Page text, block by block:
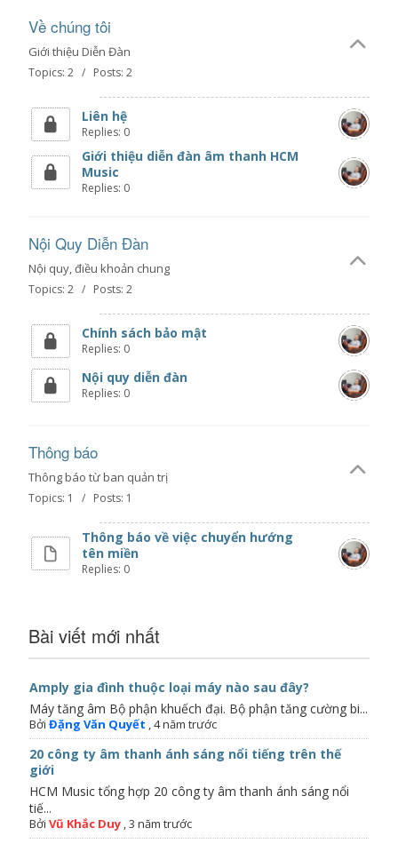
Về chúng tôi
Giới thiệu Diễn Đàn
Topics: 2 / Posts: 2
Liên hệ
Replies: 0
Giới thiệu diễn đàn âm thanh HCM
Music
Replies: 0
Nội Quy Diễn Đàn
Nội quy, điều khoản chung
Topics: 2 / Posts: 2
Chính sách bảo mật
Replies: 0
Nội quy diễn đàn
Replies: 0
Thông báo
Thông báo từ ban quản trị
Topics: 1 / Posts: 1
Thông báo về việc chuyển hướng
tên miền
Replies: 0
Bài viết mới nhất
Amply gia đình thuộc loại máy nào sau đây?
Máy tăng âm Bộ phận khuếch đại. Bộ phận tăng cường bi...
Bởi Đặng Văn Quyết ,4 năm trước
20 công ty âm thanh ánh sáng nổi tiếng trên thế
giới
HCM Music tổng hợp 20 công ty âm thanh ánh sáng nổi
tiế...
Bởi Vũ Khắc Duy ,3 năm trước